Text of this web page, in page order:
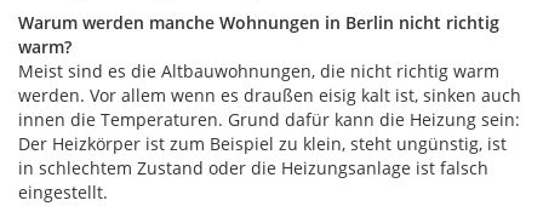
Warum werden manche Wohnungen in Berlin nicht richtig
warm?
Meist sind es die Altbauwohnungen, die nicht richtig warm
werden. Vor allem wenn es draußen eisig kalt ist, sinken auch
innen die Temperaturen. Grund dafür kann die Heizung sein:
Der Heizkörper ist zum Beispiel zu klein, steht ungünstig, ist
in schlechtem Zustand oder die Heizungsanlage ist falsch
eingestellt.